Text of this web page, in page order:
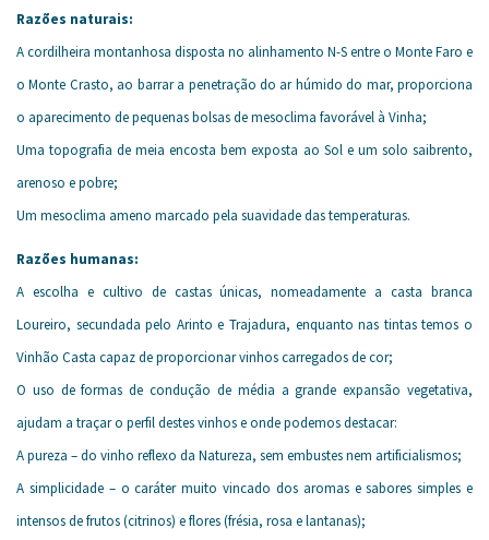
Razões naturais:
A cordilheira montanhosa disposta no alinhamento N-S entre o Monte Faro e
o Monte Crasto, ao barrar a penetração do ar húmido do mar, proporciona
o aparecimento de pequenas bolsas de mesoclima favorável à Vinha;
Uma topografia de meia encosta bem exposta ao Sol e um solo saibrento,
arenoso e pobre;
Um mesoclima ameno marcado pela suavidade das temperaturas.
Razões humanas:
A escolha e cultivo de castas únicas, nomeadamente a casta branca
Loureiro, secundada pelo Arinto e Trajadura, enquanto nas tintas temos o
Vinhão Casta capaz de proporcionar vinhos carregados de cor;
O uso de formas de condução de média a grande expansão vegetativa,
ajudam a traçar o perfil destes vinhos e onde podemos destacar:
A pureza – do vinho reflexo da Natureza, sem embustes nem artificialismos;
A simplicidade – o caráter muito vincado dos aromas e sabores simples e
intensos de frutos (citrinos) e flores (frésia, rosa e lantanas);